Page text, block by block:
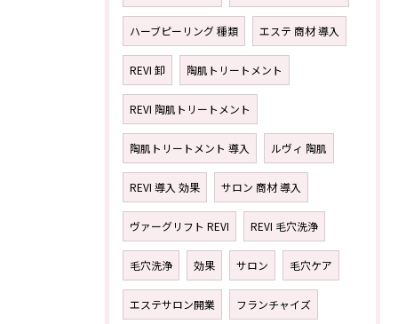
ハーブピーリング 種類 エステ 商材 導入
REVI 卸 陶肌トリートメント
REVI 陶肌トリートメント
陶肌トリートメント 導入 ルヴィ 陶肌
REVI 導入 効果 サロン 商材 導入
ヴァーグリフト REVI REVI 毛穴洗浄
毛穴洗浄 効果 サロン 毛穴ケア
エステサロン開業 フランチャイズ